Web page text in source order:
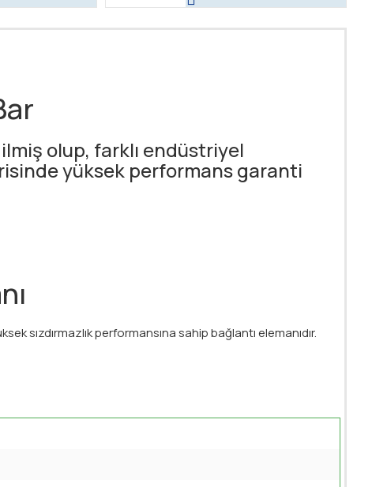
olup, farklı endüstriyel
yüksek performans garanti
sızdırmazlık performansına sahip bağlantı elemanıdır.